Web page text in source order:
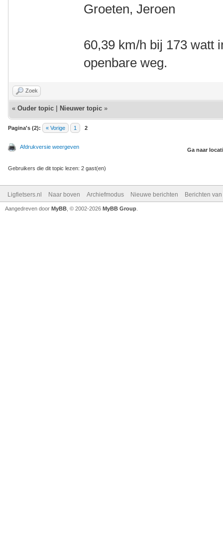
Groeten, Jeroen
60,39 km/h bij 173 watt
openbare weg.
Zoek
« Ouder topic Nieuwer topic »
Pagina's (2): « Vorige 1 2
Afdrukversie weergeven Ga naar
Gebruikers die dit topic lezen: 2 gast(en)
Ligfietsers.nl Naar boven Archiefmodus Nieuwe berichten Berichten
Aangedreven door MyBB , © 2002-2026 MyBB Group